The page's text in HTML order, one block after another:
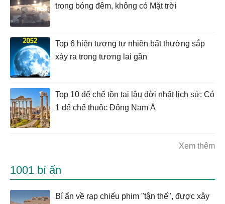
trong bóng đêm, không có Mặt trời
Top 6 hiện tượng tự nhiên bất thường sắp
xảy ra trong tương lai gần
Top 10 đế chế tồn tại lâu đời nhất lịch sử: Có
1 đế chế thuộc Đông Nam Á
Xem thêm
1001 bí ẩn
Bí ẩn về rạp chiếu phim "tận thế", được xây